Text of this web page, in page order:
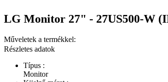
LG Monitor 27" - 27US500-W
Műveletek a termékkel:
Részletes adatok
Típus :
Monitor